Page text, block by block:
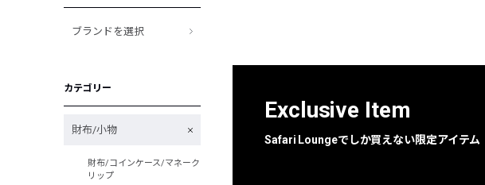
ブランドを選択
カテゴリー
財布/小物
財布/コインケース/マネーク
リップ
Exclusive Item
Safari Loungeでしか買えない限定アイテム